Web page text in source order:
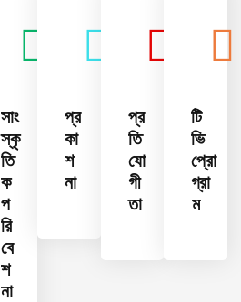
সাং
স্কৃ
তি
ক
প
রি
বে
শ
না
প্র
কা
শ
না
প্র
তি
যো
গী
তা
টি
ভি
প্রো
গ্রা
ম